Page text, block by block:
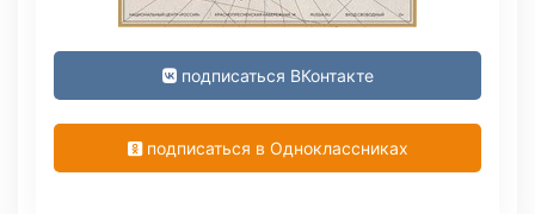
подписаться ВКонтакте
подписаться в Одноклассниках